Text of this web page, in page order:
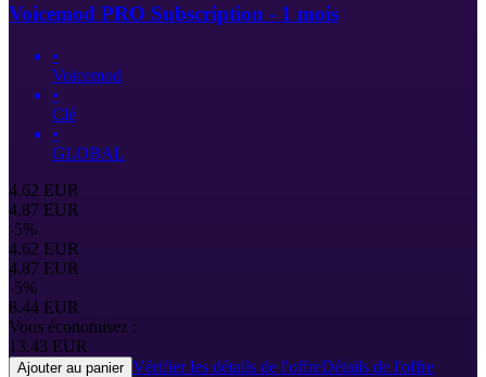
Voicemod PRO Subscription - 1 mois
•
Voicemod
•
Clé
•
GLOBAL
4.62 EUR
4.87 EUR
-5%
4.62 EUR
4.87 EUR
-5%
8.44 EUR
Vous économisez :
13.43 EUR
Ajouter au panier Vérifier les détails de l'offreDétails de l'offre